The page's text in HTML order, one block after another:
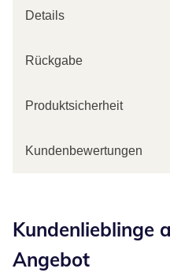
Details
Rückgabe
Produktsicherheit
Kundenbewertungen
Kundenlieblinge
Angebot